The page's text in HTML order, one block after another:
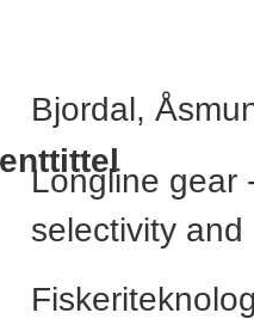
Bjordal,
Longline gear
selectivity